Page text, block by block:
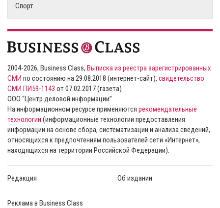
Спорт
2004-2026, Business Class, Выписка из реестра зарегистрированных
СМИ по состоянию на 29.08.2018 (интернет-сайт), свидетельство
СМИ ПИ59-1143 от 07.02.2017 (газета)
ООО “Центр деловой информации”
На информационном ресурсе применяются рекомендательные
технологии (информационные технологии предоставления
информации на основе сбора, систематизации и анализа сведений,
относящихся к предпочтениям пользователей сети «Интернет»,
находящихся на территории Российской Федерации).
Редакция Об издании
Реклама в Business Class